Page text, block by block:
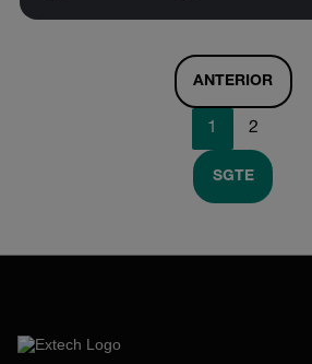
ANTERIOR
1 2
SGTE